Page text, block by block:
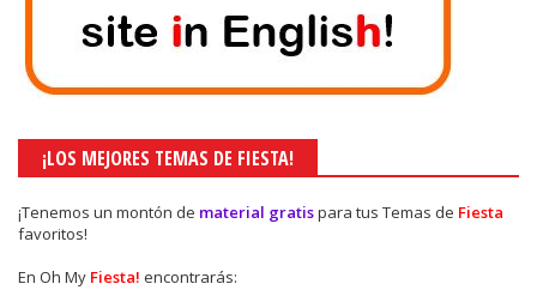
¡LOS MEJORES TEMAS DE FIESTA!
¡Tenemos un montón de material gratispara tus Temas de Fiesta
favoritos!
En Oh My Fiesta! encontrarás: